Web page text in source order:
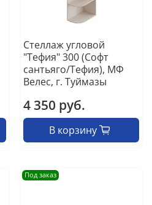
Стеллаж угловой
"Тефия" 300 (Софт
сантьяго/Тефия), МФ
Велес, г. Туймазы
4 350 руб.
В корзину
Под заказ